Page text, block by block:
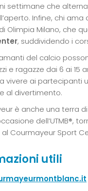
settimane che
Infine, chi
Olimpia Milano, che
, suddividendo i
del calcio
e ragazze dai 6 ai 15
vivere ai partecipanti
al divertimento.
è anche una terra
dell’UTMB®,
Courmayeur Sport
utili